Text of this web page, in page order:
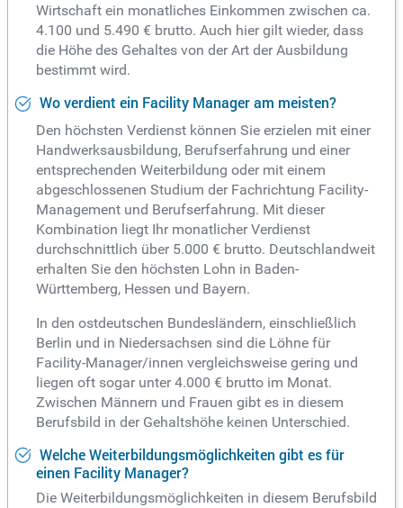
Wirtschaft ein monatliches Einkommen zwischen ca.
4.100 und 5.490 € brutto. Auch hier gilt wieder, dass
die Höhe des Gehaltes von der Art der Ausbildung
bestimmt wird.
Wo verdient ein Facility Manager am meisten?
Den höchsten Verdienst können Sie erzielen mit einer
Handwerksausbildung, Berufserfahrung und einer
entsprechenden Weiterbildung oder mit einem
abgeschlossenen Studium der Fachrichtung Facility-
Management und Berufserfahrung. Mit dieser
Kombination liegt Ihr monatlicher Verdienst
durchschnittlich über 5.000 € brutto. Deutschlandweit
erhalten Sie den höchsten Lohn in Baden-
Württemberg, Hessen und Bayern.
In den ostdeutschen Bundesländern, einschließlich
Berlin und in Niedersachsen sind die Löhne für
Facility-Manager/innen vergleichsweise gering und
liegen oft sogar unter 4.000 € brutto im Monat.
Zwischen Männern und Frauen gibt es in diesem
Berufsbild in der Gehaltshöhe keinen Unterschied.
Welche Weiterbildungsmöglichkeiten gibt es für
einen Facility Manager?
Die Weiterbildungsmöglichkeiten in diesem Berufsbild